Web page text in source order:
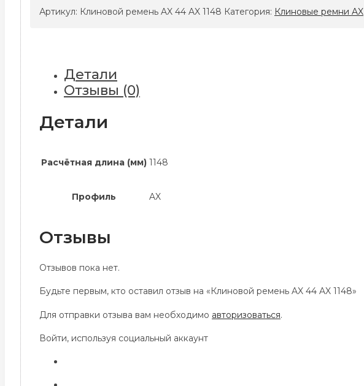
ремень
Артикул: Клиновой ремень AX 44 AX 1148 Категория: Клиновые ремни AX
Детали
Отзывы (0)
Детали
Расчётная длина (мм) 1148
Профиль AX
Отзывы
Отзывов пока нет.
Будьте первым, кто оставил отзыв на «Клиновой ремень AX 44 AX 1148»
Для отправки отзыва вам необходимо авторизоваться.
Войти, используя социальный аккаунт